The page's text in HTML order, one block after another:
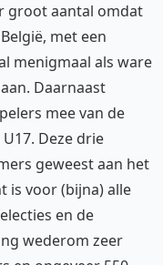
groot aantal omdat
met een
menigmaal als ware
Daarnaast
mee van de
Deze drie
geweest aan het
is voor (bijna) alle
en de
wederom zeer